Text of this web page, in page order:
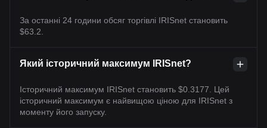
За останні 24 години обсяг торгівлі IRISnet становить
$63.2.
Який історичний максимум IRISnet?
Історичний максимум IRISnet становить $0.3177. Цей
історичний максимум є найвищою ціною для IRISnet з
моменту його запуску.